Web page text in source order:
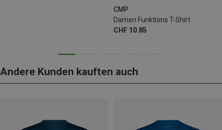
CMP
Damen Funktions T-Shirt
CHF 10.85
Andere Kunden kauften auch